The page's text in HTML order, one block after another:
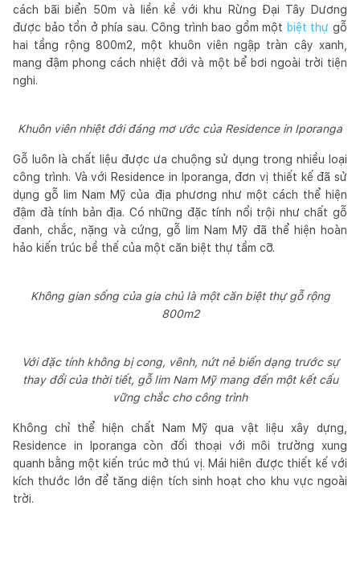
cách bãi biển 50m và liền kề với khu Rừng Đại Tây Dương
được bảo tồn ở phía sau. Công trình bao gồm một biệt thự gỗ
hai tầng rộng 800m2, một khuôn viên ngập tràn cây xanh,
mang đậm phong cách nhiệt đới và một bể bơi ngoài trời tiện
nghi.
Khuôn viên nhiệt đới đáng mơ ước của Residence in Iporanga
Gỗ luôn là chất liệu được ưa chuộng sử dụng trong nhiều loại
công trình. Và với Residence in Iporanga, đơn vị thiết kế đã sử
dụng gỗ lim Nam Mỹ của địa phương như một cách thể hiện
đậm đà tính bản địa. Có những đặc tính nổi trội như chất gỗ
đanh, chắc, nặng và cứng, gỗ lim Nam Mỹ đã thể hiện hoàn
hảo kiến trúc bề thế của một căn biệt thự tầm cỡ.
Không gian sống của gia chủ là một căn biệt thự gỗ rộng
800m2
Với đặc tính không bị cong, vênh, nứt nẻ biến dạng trước sự
thay đổi của thời tiết, gỗ lim Nam Mỹ mang đến một kết cấu
vững chắc cho công trình
Không chỉ thể hiện chất Nam Mỹ qua vật liệu xây dựng,
Residence in Iporanga còn đối thoại với môi trường xung
quanh bằng một kiến trúc mở thú vị. Mái hiên được thiết kế với
kích thước lớn để tăng diện tích sinh hoạt cho khu vực ngoài
trời.